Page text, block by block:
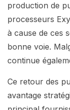
production de
processeurs
à cause de ces
bonne voie.
continue
Ce retour des
avantage